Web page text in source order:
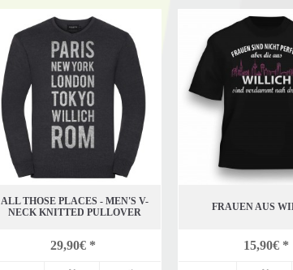
ALL THOSE PLACES - MEN'S V-
NECK KNITTED PULLOVER
29,90€ *
FRAUEN AUS
15,90€ *